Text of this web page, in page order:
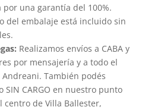
por una garantía del 100%.
del embalaje está incluido sin
Realizamos envíos a CABA y
por mensajería y a todo el
También podés
CARGO en nuestro punto
centro de Villa Ballester,